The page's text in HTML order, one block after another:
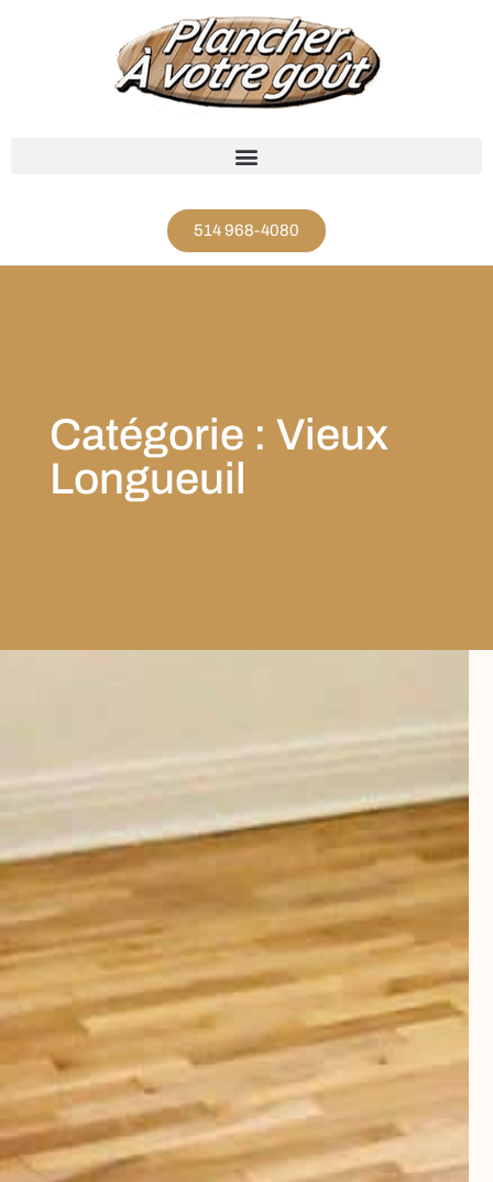
514 968-4080
Catégorie : Vieux
Longueuil